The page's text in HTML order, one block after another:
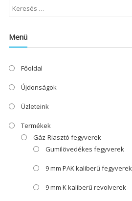
Menü
Főoldal
Újdonságok
Üzleteink
Termékek
Gáz-Riasztó fegyverek
Gumilövedékes fegyverek
9 mm PAK kaliberű fegyverek
9 mm K kaliberű revolverek